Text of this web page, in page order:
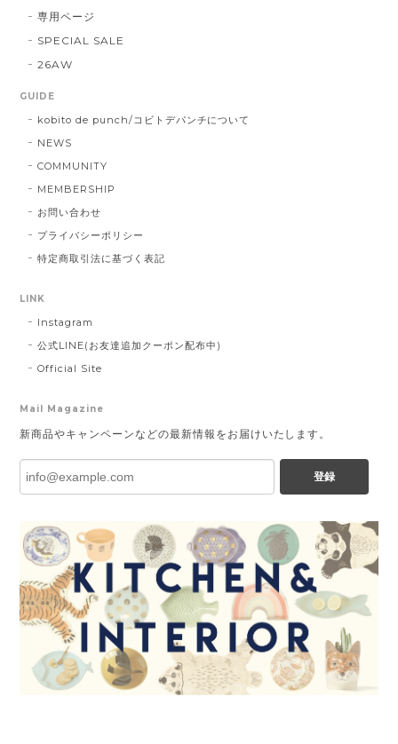
専用ページ
SPECIAL SALE
26AW
GUIDE
kobito de punch/コビトデパンチについて
NEWS
COMMUNITY
MEMBERSHIP
お問い合わせ
プライバシーポリシー
特定商取引法に基づく表記
LINK
Instagram
公式LINE(お友達追加クーポン配布中)
Official Site
Mail Magazine
新商品やキャンペーンなどの最新情報をお届けいたします。
登録